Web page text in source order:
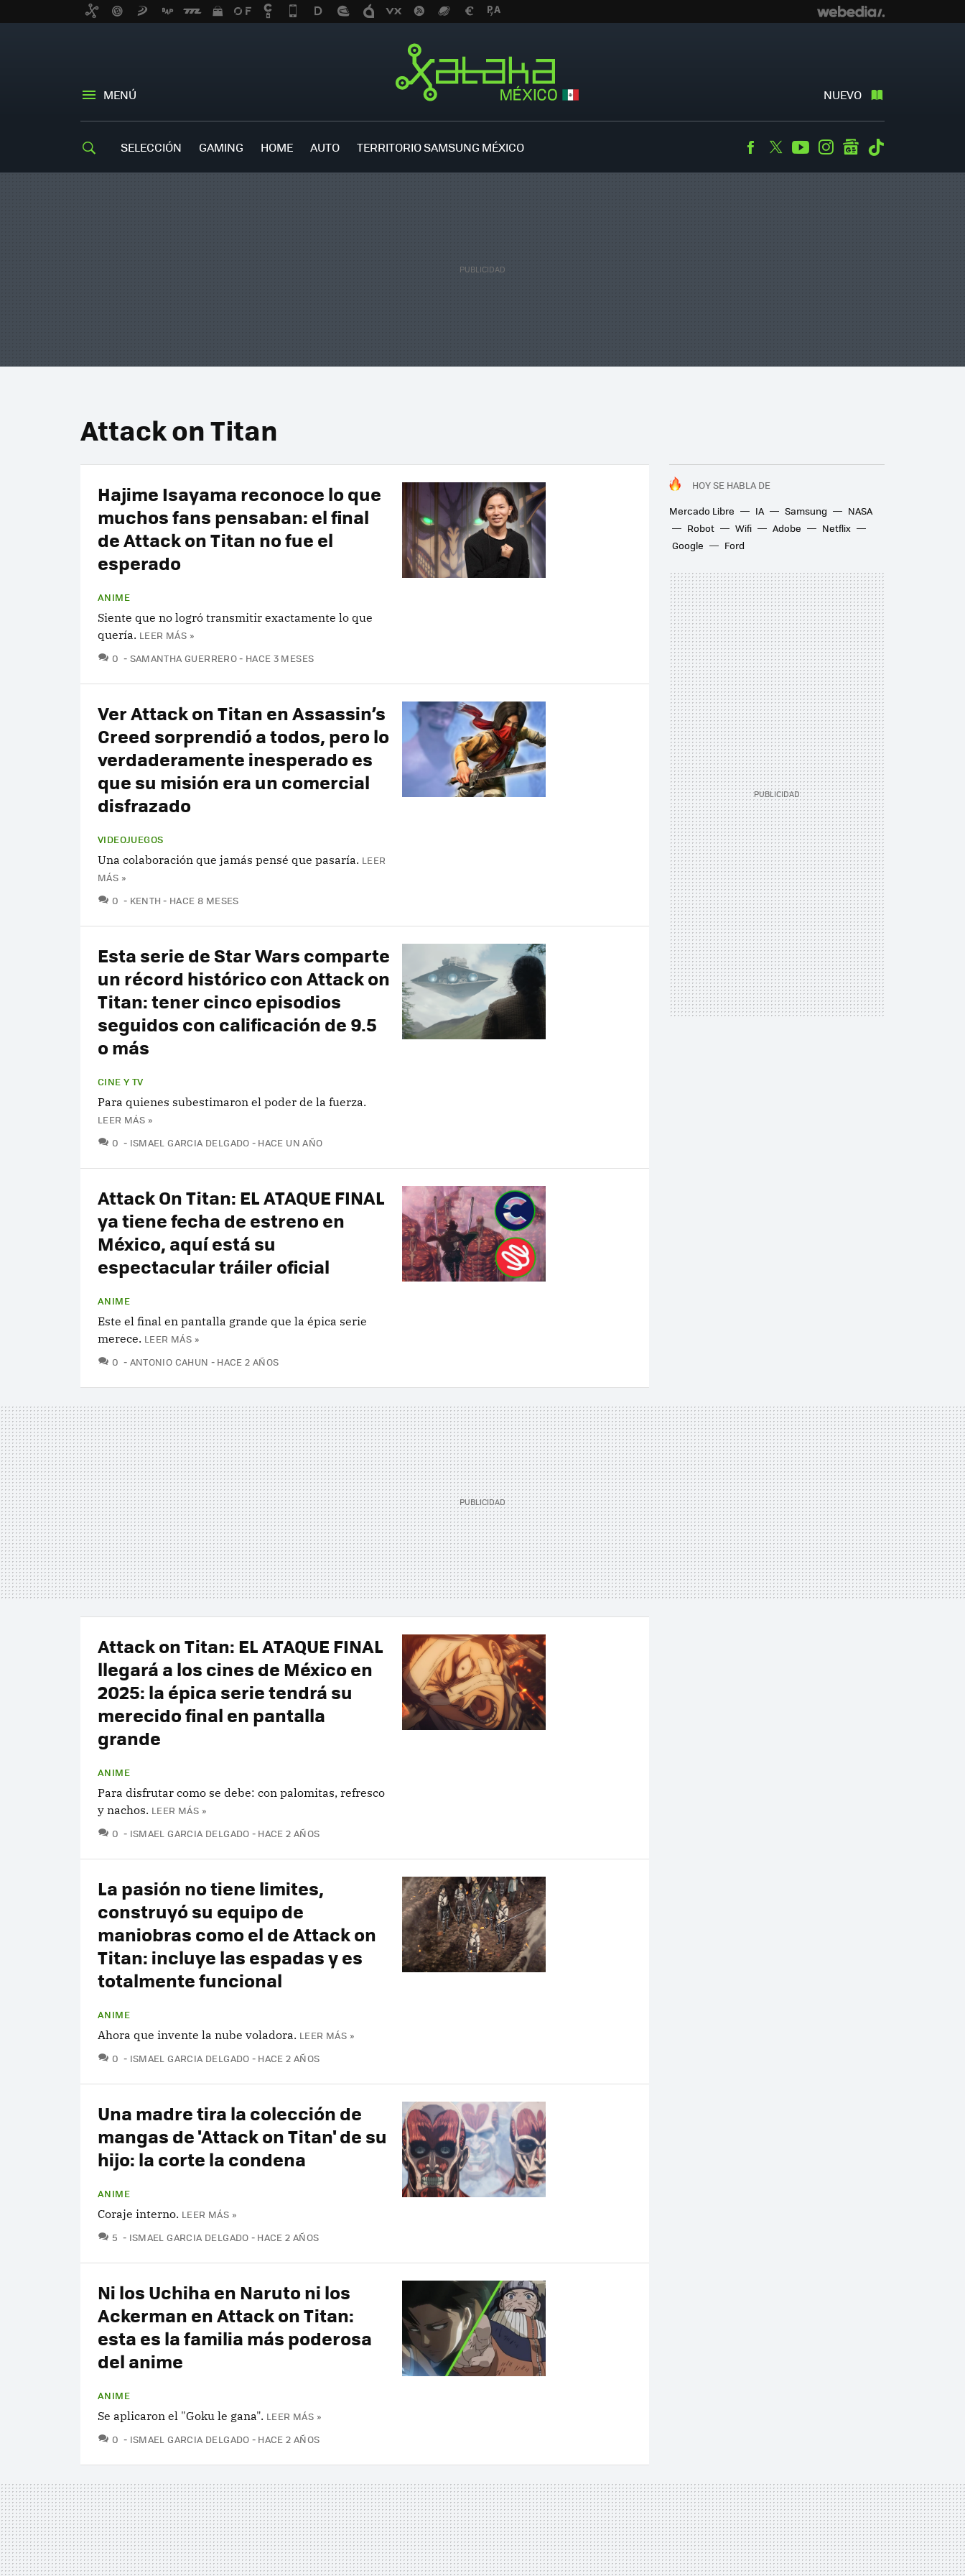
MENÚ NUEVO
SELECCIÓN GAMING HOME AUTO TERRITORIO SAMSUNG MÉXICO Facebook
TwitterYoutubeInstagramgooglenews
Attack on Titan
HOY SE HABLA DE
Mercado Libre
IA Samsung
NASA
Robot
Wifi Adobe
Netflix
Google
Ford
Hajime Isayama reconoce lo que
muchos fans pensaban: el final
de Attack on Titan no fue el
esperado
ANIME
Siente que no logró transmitir exactamente lo que
quería. LEER MÁS »
0 COMENTARIOS
SAMANTHA GUERRERO HACE 3 MESES
Ver Attack on Titan en Assassin’s
Creed sorprendió a todos, pero lo
verdaderamente inesperado es
que su misión era un comercial
disfrazado
VIDEOJUEGOS
Una colaboración que jamás pensé que pasaría. LEER
MÁS »
0 COMENTARIOS
KENTH HACE 8 MESES
Esta serie de Star Wars comparte
un récord histórico con Attack on
Titan: tener cinco episodios
seguidos con calificación de 9.5
o más
CINE Y TV
Para quienes subestimaron el poder de la fuerza.
LEER MÁS »
0 COMENTARIOS
ISMAEL GARCIA DELGADO HACE UN AÑO
Attack On Titan: EL ATAQUE FINAL
ya tiene fecha de estreno en
México, aquí está su
espectacular tráiler oficial
ANIME
Este el final en pantalla grande que la épica serie
merece. LEER MÁS »
0 COMENTARIOS
ANTONIO CAHUN HACE 2 AÑOS
Attack on Titan: EL ATAQUE FINAL
llegará a los cines de México en
2025: la épica serie tendrá su
merecido final en pantalla
grande
ANIME
Para disfrutar como se debe: con palomitas, refresco
y nachos. LEER MÁS »
0 COMENTARIOS
ISMAEL GARCIA DELGADO HACE 2 AÑOS
La pasión no tiene limites,
construyó su equipo de
maniobras como el de Attack on
Titan: incluye las espadas y es
totalmente funcional
ANIME
Ahora que invente la nube voladora. LEER MÁS »
0 COMENTARIOS
ISMAEL GARCIA DELGADO HACE 2 AÑOS
Una madre tira la colección de
mangas de 'Attack on Titan' de su
hijo: la corte la condena
ANIME
Coraje interno. LEER MÁS »
5 COMENTARIOS
ISMAEL GARCIA DELGADO HACE 2 AÑOS
Ni los Uchiha en Naruto ni los
Ackerman en Attack on Titan:
esta es la familia más poderosa
del anime
ANIME
Se aplicaron el "Goku le gana". LEER MÁS »
0 COMENTARIOS
ISMAEL GARCIA DELGADO HACE 2 AÑOS